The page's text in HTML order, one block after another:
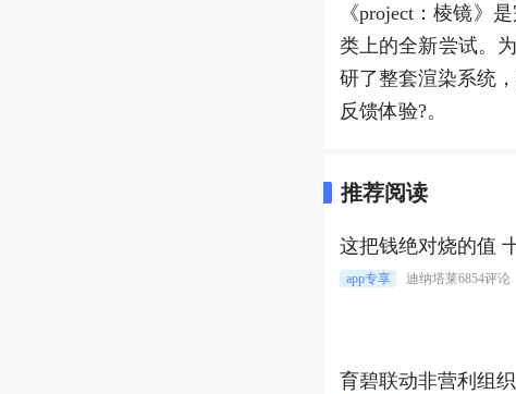
《project：棱镜》
类上的全新尝试。
研了整套渲染系统
反馈体验?。
推荐阅读
这把钱绝对烧的值
app专享 迪纳塔莱6854评论
育碧联动非营利组